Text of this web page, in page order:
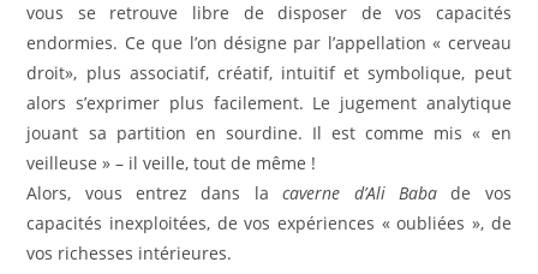
vous se retrouve libre de disposer de vos capacités
endormies. Ce que l’on désigne par l’appellation « cerveau
droit», plus associatif, créatif, intuitif et symbolique, peut
alors s’exprimer plus facilement. Le jugement analytique
jouant sa partition en sourdine. Il est comme mis « en
veilleuse » – il veille, tout de même !
Alors, vous entrez dans lacaverne d’Ali Babade vos
capacités inexploitées, de vos expériences « oubliées », de
vos richesses intérieures.